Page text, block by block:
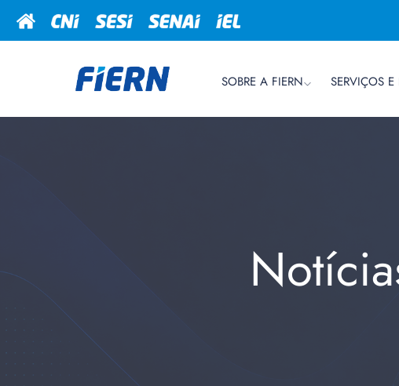
SOBRE A FIERN SERVIÇOS E